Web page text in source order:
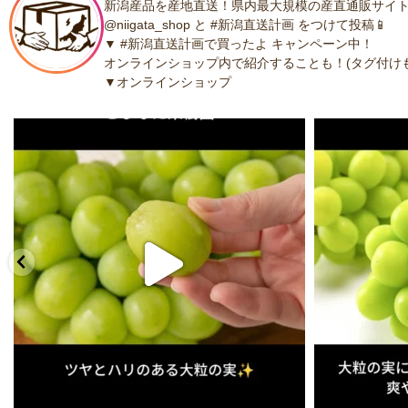
新潟産品を産地直送！県内最大規模の産直通販サイ
@niigata_shop と #新潟直送計画 をつけて投稿📱
▼ #新潟直送計画で買ったよ キャンペーン中！
オンラインショップ内で紹介することも！(タグ付け
▼オンラインショップ